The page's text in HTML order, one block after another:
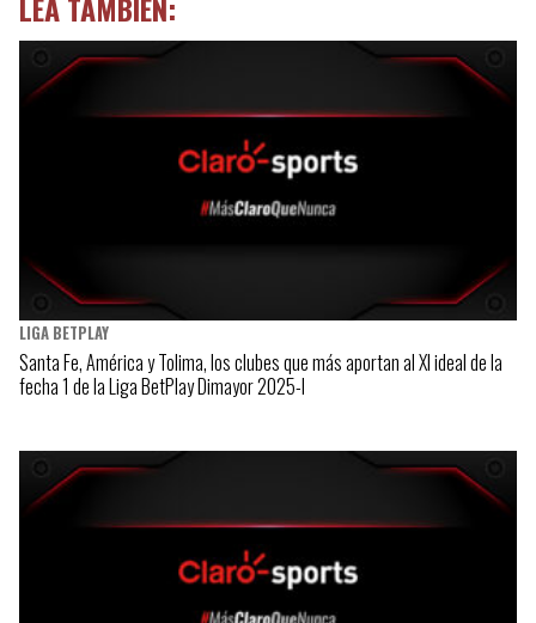
LIGA BETPLAY
Santa Fe, América y Tolima, los clubes que más aportan al XI ideal de la
fecha 1 de la Liga BetPlay Dimayor 2025-I